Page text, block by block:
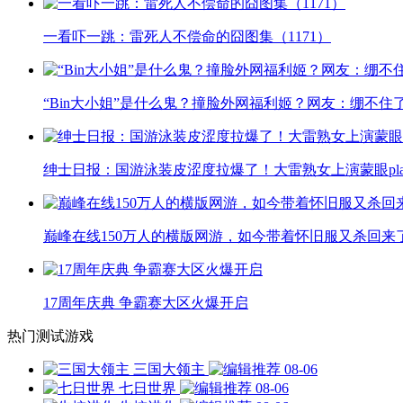
一看吓一跳：雷死人不偿命的囧图集（1171）
“Bin大小姐”是什么鬼？撞脸外网福利姬？网友：绷不住
绅士日报：国游泳装皮涩度拉爆了！大雷熟女上演蒙眼
巅峰在线150万人的横版网游，如今带着怀旧服又杀回来
17周年庆典 争霸赛大区火爆开启
热门测试游戏
三国大领主
08-06
七日世界
08-06